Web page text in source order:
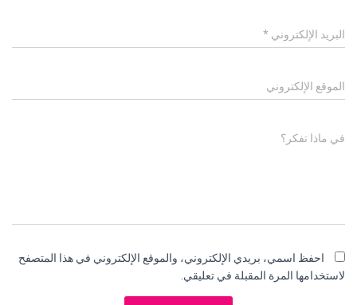
البريد الإلكتروني *
الموقع الإلكتروني
في ماذا تفكر؟
احفظ اسمي، بريدي الإلكتروني، والموقع الإلكتروني في هذا المتصفح
لاستخدامها المرة المقبلة في تعليقي.